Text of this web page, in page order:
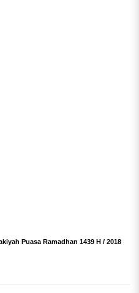
Puasa Ramadhan 1439 H / 2018